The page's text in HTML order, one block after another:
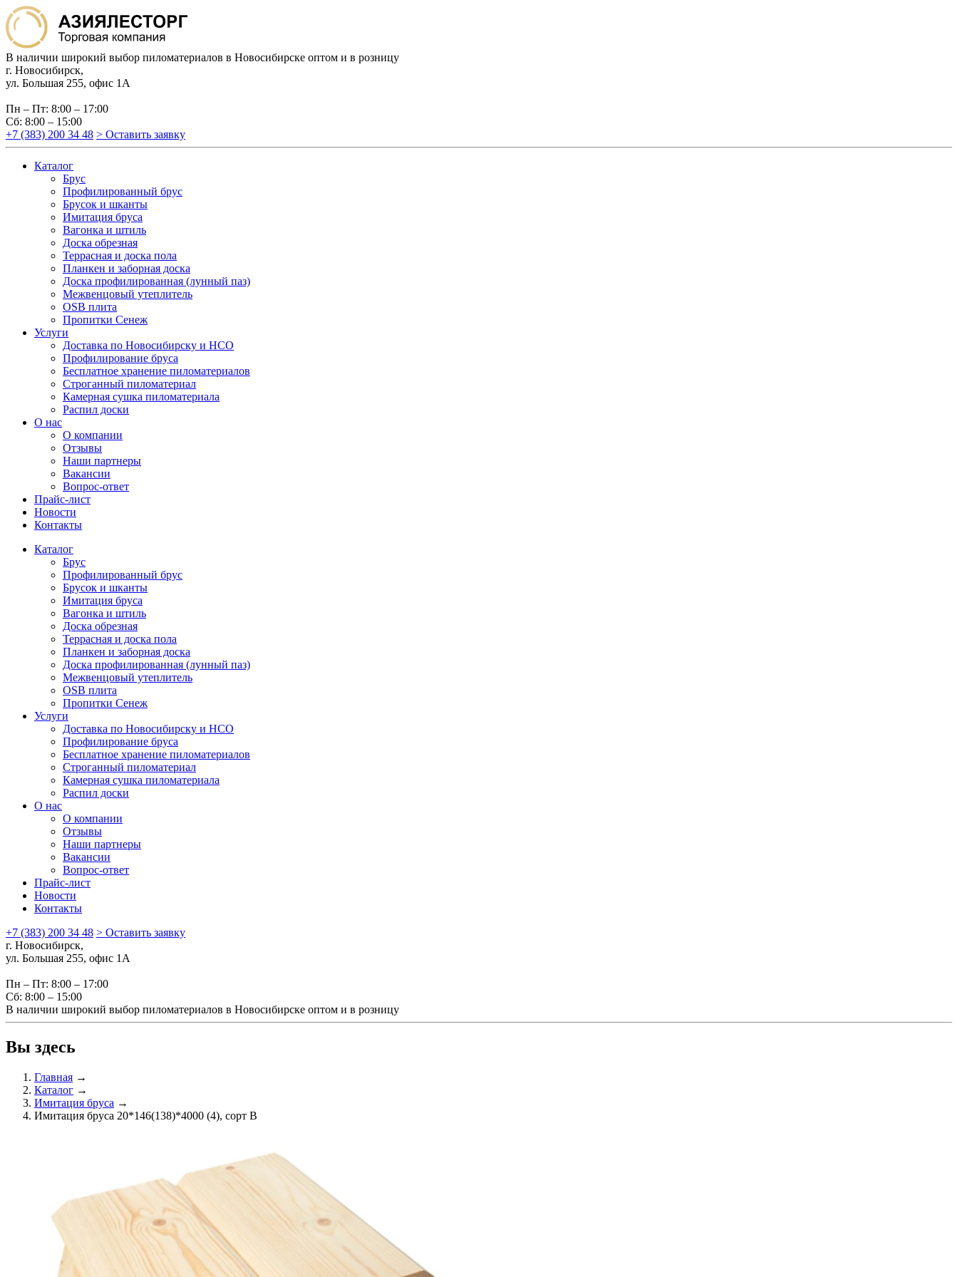
В наличии широкий выбор пиломатериалов в Новосибирске оптом и в розницу
г. Новосибирск,
ул. Большая 255, офис 1А
Пн – Пт: 8:00 – 17:00
Сб: 8:00 – 15:00
+7 (383) 200 34 48 > Оставить заявку
Каталог
Брус
Профилированный брус
Брусок и шканты
Имитация бруса
Вагонка и штиль
Доска обрезная
Террасная и доска пола
Планкен и заборная доска
Доска профилированная (лунный паз)
Межвенцовый утеплитель
OSB плита
Пропитки Сенеж
Услуги
Доставка по Новосибирску и НСО
Профилирование бруса
Бесплатное хранение пиломатериалов
Строганный пиломатериал
Камерная сушка пиломатериала
Распил доски
О нас
О компании
Отзывы
Наши партнеры
Вакансии
Вопрос-ответ
Прайс-лист
Новости
Контакты
Каталог
Брус
Профилированный брус
Брусок и шканты
Имитация бруса
Вагонка и штиль
Доска обрезная
Террасная и доска пола
Планкен и заборная доска
Доска профилированная (лунный паз)
Межвенцовый утеплитель
OSB плита
Пропитки Сенеж
Услуги
Доставка по Новосибирску и НСО
Профилирование бруса
Бесплатное хранение пиломатериалов
Строганный пиломатериал
Камерная сушка пиломатериала
Распил доски
О нас
О компании
Отзывы
Наши партнеры
Вакансии
Вопрос-ответ
Прайс-лист
Новости
Контакты
+7 (383) 200 34 48 > Оставить заявку
г. Новосибирск,
ул. Большая 255, офис 1А
Пн – Пт: 8:00 – 17:00
Сб: 8:00 – 15:00
В наличии широкий выбор пиломатериалов в Новосибирске оптом и в розницу
Вы здесь
Главная →
Каталог →
Имитация бруса →
Имитация бруса 20*146(138)*4000 (4), сорт B